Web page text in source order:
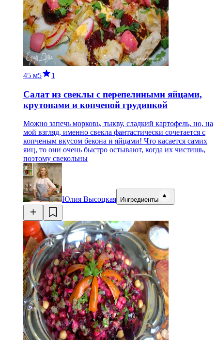
45 м5 1
Салат из свеклы с перепелиными яйцами,
крутонами и копченой грудинкой
Можно запечь морковь, тыкву, сладкий картофель, но, на
мой взгляд, именно свекла фантастически сочетается с
копченым вкусом бекона и яйцами! Что касается самих
яиц, то они очень быстро остывают, когда их чистишь,
поэтому свекольны
Юлия Высоцкая Ингредиенты